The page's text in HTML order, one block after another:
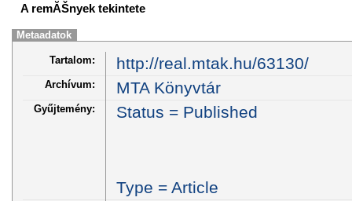
A remĂŠnyek tekintete
Metaadatok
Tartalom: http://real.mtak.hu/63130/
Archívum: MTA Könyvtár
Gyűjtemény: Status = Published
Type = Article